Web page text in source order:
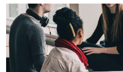
Risultati